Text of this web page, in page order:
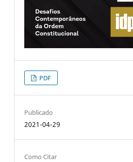
PDF
Publicado
2021-04-29
Como Citar